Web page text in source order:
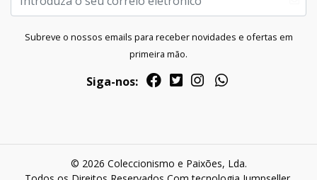
Subreve o nossos emails para receber novidades e ofertas em
primeira mão.
Siga-nos:
© 2026 Coleccionismo e Paixões, Lda.